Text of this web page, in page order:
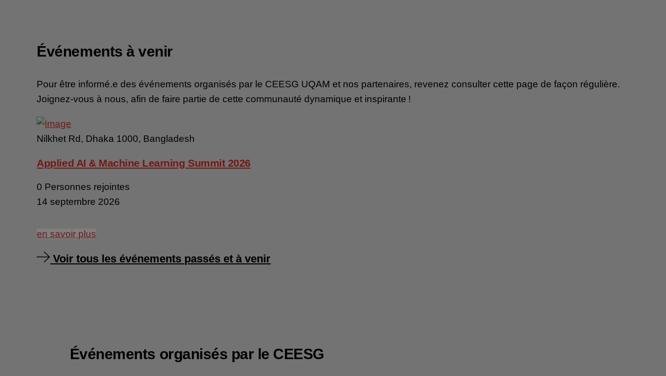
Événements à venir
Pour être informé.e des événements organisés par le CEESG UQAM et nos partenaires, revenez consulter cette page de façon régulière.
Joignez-vous à nous, afin de faire partie de cette communauté dynamique et inspirante !
Nilkhet Rd, Dhaka 1000, Bangladesh
Applied AI & Machine Learning Summit 2026
0 Personnes rejointes
14 septembre 2026
en savoir plus
Voir tous les événements passés et à venir
Événements organisés par le CEESG